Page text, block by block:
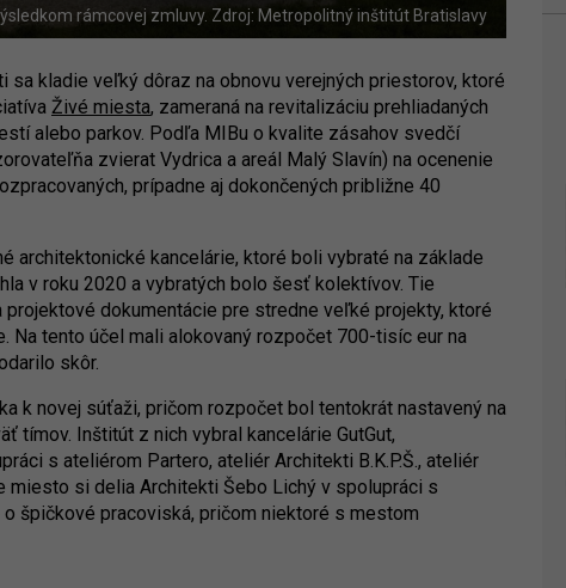
rámcovej zmluvy. Zdroj: Metropolitný inštitút Bratislavy
kladie veľký dôraz na obnovu verejných priestorov, ktoré
Živé miesta, zameraná na revitalizáciu prehliadaných
alebo parkov. Podľa MIBu o kvalite zásahov svedčí
zvierat Vydrica a areál Malý Slavín) na ocenenie
prípadne aj dokončených približne 40
architektonické kancelárie, ktoré boli vybraté na základe
v roku 2020 a vybratých bolo šesť kolektívov. Tie
dokumentácie pre stredne veľké projekty, ktoré
Na tento účel mali alokovaný rozpočet 700-tisíc eur na
skôr.
k novej súťaži, pričom rozpočet bol tentokrát nastavený na
tímov. Inštitút z nich vybral kancelárie GutGut,
s ateliérom Partero, ateliér Architekti B.K.P.Š., ateliér
miesto si delia Architekti Šebo Lichý v spolupráci s
špičkové pracoviská, pričom niektoré s mestom